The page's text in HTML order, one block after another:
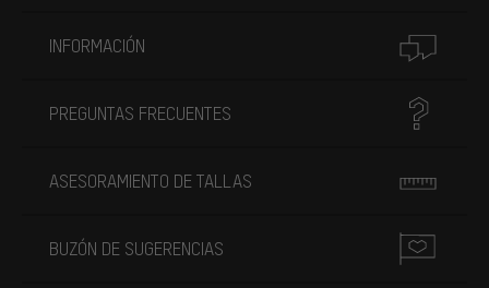
INFORMACIÓN
PREGUNTAS FRECUENTES
ASESORAMIENTO DE TALLAS
BUZÓN DE SUGERENCIAS